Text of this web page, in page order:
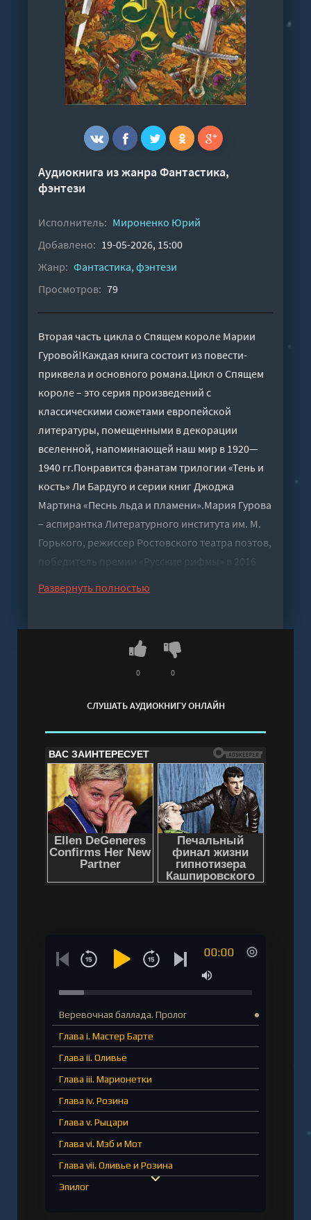
Аудиокнига из жанраФантастика,
фэнтези
Исполнитель: Мироненко Юрий
Добавлено: 19-05-2026, 15:00
Жанр: Фантастика, фэнтези
Просмотров: 79
Вторая часть цикла о Спящем короле Марии
Гуровой!Каждая книга состоит из повести-
приквела и основного романа.Цикл о Спящем
короле – это серия произведений с
классическими сюжетами европейской
литературы, помещенными в декорации
вселенной, напоминающей наш мир в 1920—
1940 гг.Понравится фанатам трилогии «Тень и
кость» Ли Бардуго и серии книг Джоджа
Мартина «Песнь льда и пламени».Мария Гурова
– аспирантка Литературного института им. М.
Горького, режиссер Ростовского театра поэтов,
победитель премии «Русские рифмы» в 2016
«Литературной газете», журналах «Юность»,
бригада» (реконструкция агитационных бригад
и театров времен ВОВ) и сборника
эссеистики «Вечная мировая».
Слушать аудиокнигу "Веревочная баллада.
Великий Лис - Анна Гурова" онлайн бесплатно
без регистрации - полная версия
Развернуть полностью
СЛУШАТЬ АУДИОКНИГУ ОНЛАЙН
0 0
00:00
Веревочная баллада. Пролог
Глава i. Мастер Барте
Глава ii. Оливье
Глава iii. Марионетки
Глава iv. Розина
Глава v. Рыцари
Глава vi. Мэб и Мот
Глава vii. Оливье и Розина
Эпилог